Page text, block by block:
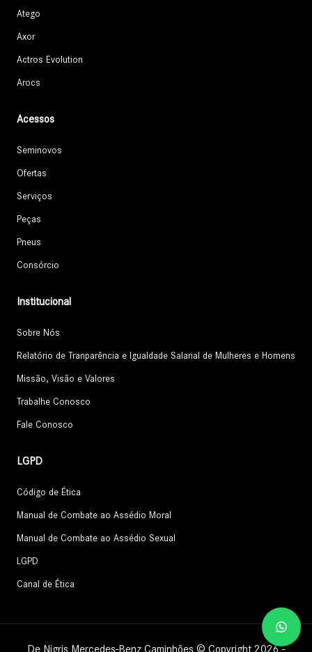
Atego
Axor
Actros Evolution
Arocs
Acessos
Seminovos
Ofertas
Serviços
Peças
Pneus
Consórcio
Institucional
Sobre Nós
Relatório de Tranparência e Igualdade Salarial de Mulheres e Homens
Missão, Visão e Valores
Trabalhe Conosco
Fale Conosco
LGPD
Código de Ética
Manual de Combate ao Assédio Moral
Manual de Combate ao Assédio Sexual
LGPD
Canal de Ética
De Nigris Mercedes-Benz Caminhões © Copyright 2026 -